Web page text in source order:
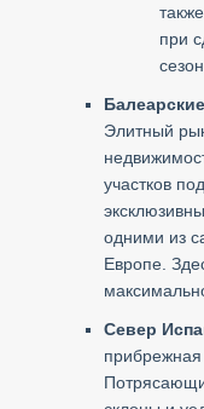
при
сезон.
Элитный
участков
одними из
Европе.
Север
прибрежная